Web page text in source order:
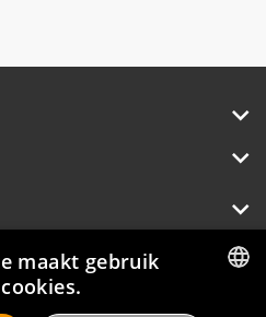
DUTCH
maakt gebruik